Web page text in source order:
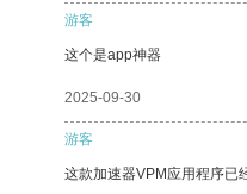
游客
这个是app神器
2025-09-30
游客
这款加速器VPM应用程序已